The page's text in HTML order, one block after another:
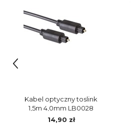
Kabel optyczny toslink
1,5m 4,0mm LB0028
Libox
14,90 zł